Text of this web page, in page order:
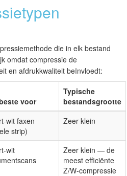
die in elk bestand
omdat compressie de
en afdrukkwaliteit beïnvloedt:
voor
Typische
bestandsgrootte
wit faxen
strip)
Zeer klein
wit
Zeer klein — de
meest efficiënte
Z/W-compressie